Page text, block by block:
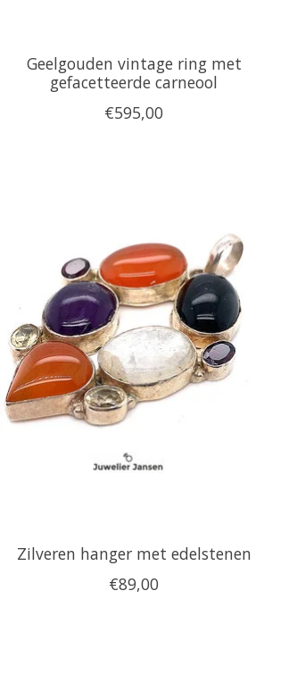
Geelgouden vintage ring met
gefacetteerde carneool
€595,00
Zilveren hanger met edelstenen
€89,00